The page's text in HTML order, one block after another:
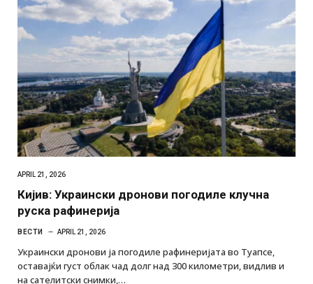
APRIL 21, 2026
Кијив: Украински дронови погодиле клучна
руска рафинерија
ВЕСТИ APRIL 21, 2026
Украински дронови ја погодиле рафинеријата во Туапсе,
оставајќи густ облак чад долг над 300 километри, видлив и
на сателитски снимки,…